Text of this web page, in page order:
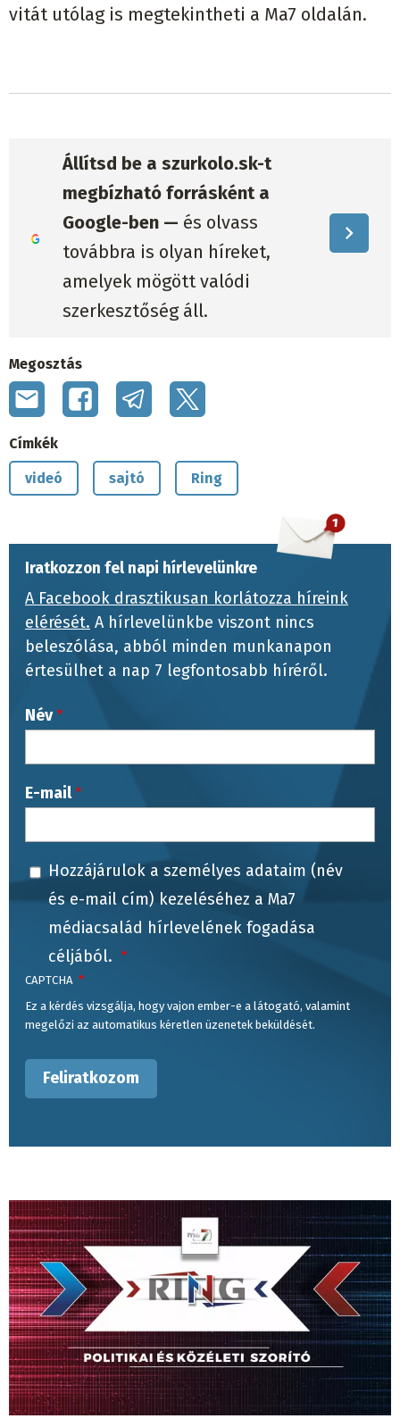
vitát utólag is megtekintheti a Ma7 oldalán.
Állítsd be a szurkolo.sk-t
megbízható forrásként a
Google-ben — és olvass
továbbra is olyan híreket,
amelyek mögött valódi
szerkesztőség áll.
Megosztás
Címkék
videó sajtó Ring
Iratkozzon fel napi hírlevelünkre
A Facebook drasztikusan korlátozza híreink
elérését. A hírlevelünkbe viszont nincs
beleszólása, abból minden munkanapon
értesülhet a nap 7 legfontosabb híréről.
Név
E-mail
Hozzájárulok a személyes adataim (név
és e-mail cím) kezeléséhez a Ma7
médiacsalád hírlevelének fogadása
céljából.
CAPTCHA
Ez a kérdés vizsgálja, hogy vajon ember-e a látogató, valamint
megelőzi az automatikus kéretlen üzenetek beküldését.